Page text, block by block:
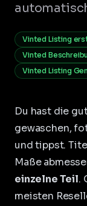
Vinted Listing
Vinted
Vinted Listing
Du hast die
gewaschen,
und tippst.
Maße
einzelne Teil.
meisten